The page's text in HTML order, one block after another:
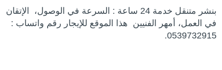
بنشر متنقل خدمة 24 ساعة : السرعة في الوصول، الإتقان
في العمل، أمهر الفنيين هذا الموقع للإيجار رقم واتساب :
0539732915.